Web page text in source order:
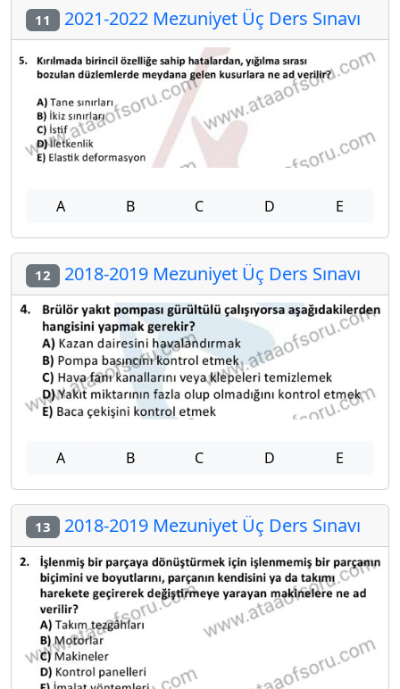
11 2021-2022 Mezuniyet Üç Ders Sınavı
A B C D E
12 2018-2019 Mezuniyet Üç Ders Sınavı
A B C D E
13 2018-2019 Mezuniyet Üç Ders Sınavı